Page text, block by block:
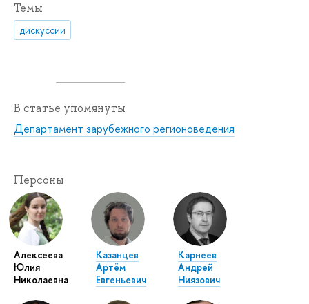
Темы
дискуссии
В статье упомянуты
Департамент зарубежного регионоведения
Персоны
Алексеева
Юлия
Николаевна
Казанцев
Артём
Евгеньевич
Карнеев
Андрей
Ниязович